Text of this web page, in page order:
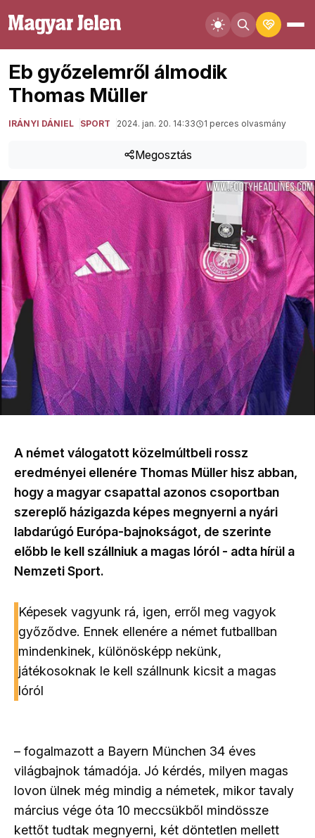
Eb győzelemről álmodik
Thomas Müller
IRÁNYI DÁNIEL SPORT 2024. jan. 20. 14:33 1 perces olvasmány
Megosztás
A német válogatott közelmúltbeli rossz
eredményei ellenére Thomas Müller hisz abban,
hogy a magyar csapattal azonos csoportban
szereplő házigazda képes megnyerni a nyári
labdarúgó Európa-bajnokságot, de szerinte
előbb le kell szállniuk a magas lóról - adta hírül a
Nemzeti Sport.
Képesek vagyunk rá, igen, erről meg vagyok
győződve. Ennek ellenére a német futballban
mindenkinek, különösképp nekünk,
játékosoknak le kell szállnunk kicsit a magas
lóról
– fogalmazott a Bayern München 34 éves
világbajnok támadója. Jó kérdés, milyen magas
lovon ülnek még mindig a németek, mikor tavaly
március vége óta 10 meccsükből mindössze
kettőt tudtak megnyerni, két döntetlen mellett